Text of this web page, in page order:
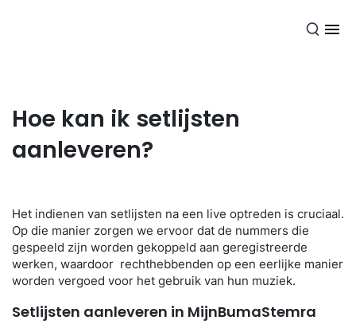
Hoe kan ik setlijsten
aanleveren?
Het indienen van setlijsten na een live optreden is cruciaal.
Op die manier zorgen we ervoor dat de nummers die
gespeeld zijn worden gekoppeld aan geregistreerde
werken, waardoor rechthebbenden op een eerlijke manier
worden vergoed voor het gebruik van hun muziek.
Setlijsten aanleveren in MijnBumaStemra